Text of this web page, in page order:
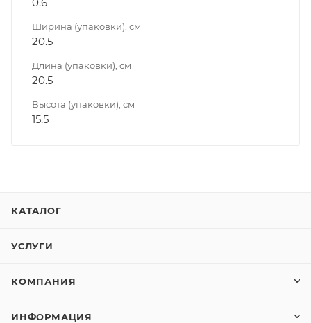
Ширина (упаковки), см
20.5
Длина (упаковки), см
20.5
Высота (упаковки), см
15.5
КАТАЛОГ
УСЛУГИ
КОМПАНИЯ
ИНФОРМАЦИЯ